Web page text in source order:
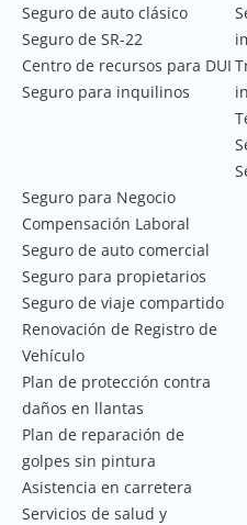
Seguro de auto clásico
Seguro de SR-22
Centro de recursos para DUI
Seguro para inquilinos
Seguro para Negocio
Compensación Laboral
Seguro de auto comercial
Seguro para propietarios
Seguro de viaje compartido
Renovación de Registro de
Vehículo
Plan de protección contra
daños en llantas
Plan de reparación de
golpes sin pintura
Asistencia en carretera
Servicios de salud y